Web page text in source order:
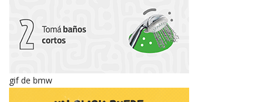
gif de bmw